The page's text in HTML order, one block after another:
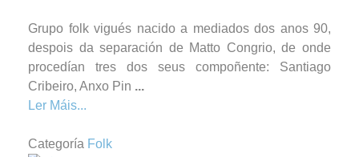
Grupo folk vigués nacido a mediados dos anos 90,
despois da separación de Matto Congrio, de onde
procedían tres dos seus compoñente: Santiago
Cribeiro, Anxo Pin ...
Ler Máis...
Categoría Folk